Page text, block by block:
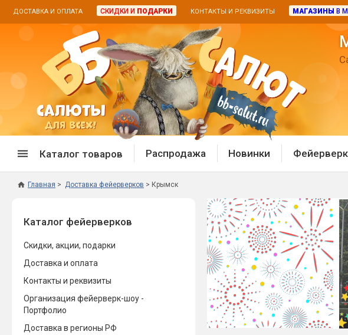
ДОСТАВКА И ОПЛАТА СКИДКИ И ПОДАРКИ КОНТАКТЫ И РЕКВИЗИТЫ МАГАЗИНЫ В
Каталог товаров
Распродажа фейерверков
Распродажа бенгальских огней
Новинки 2025/26
Фейерверки на свадьбу
Дневная пиротехника
Дневные батареи
Цветной дым
Пневмохлопушки
Петарды
Терочные
Фитильные
Распродажа Новинки
Главная Доставка фейерверков Крымск
Каталог фейерверков
Скидки, акции, подарки
Доставка и оплата
Контакты и реквизиты
Организация фейерверк-шоу -
Портфолио
Доставка в регионы РФ